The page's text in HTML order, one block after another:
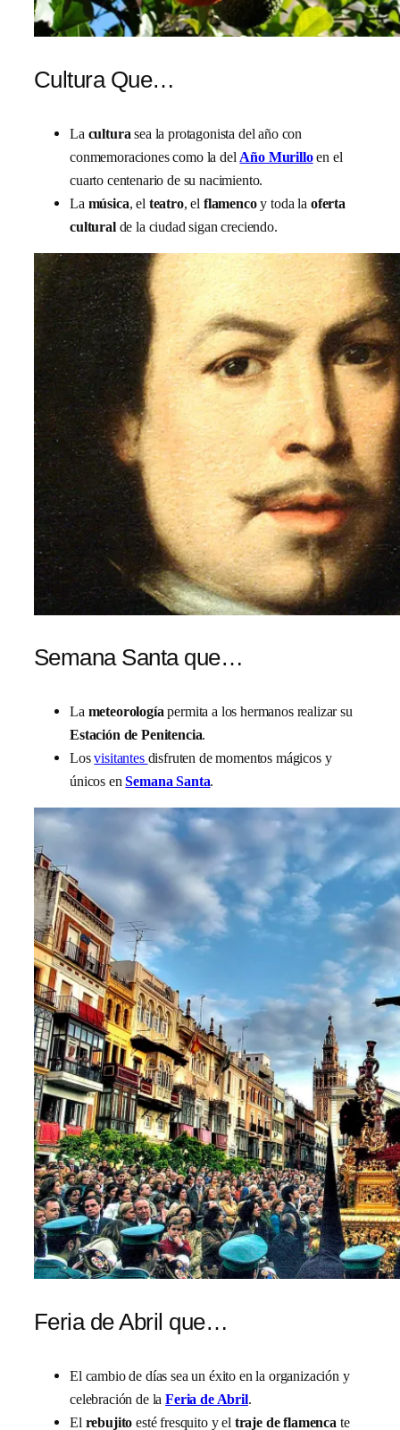
Cultura Que…
La cultura sea la protagonista del año con
conmemoraciones como la del Año Murilloen el
cuarto centenario de su nacimiento.
La música, el teatro, el flamencoy toda la oferta
culturalde la ciudad sigan creciendo.
Semana Santa que…
La meteorologíapermita a los hermanos realizar su
Estación de Penitencia.
Losvisitantes disfruten de momentos mágicos y
únicos enSemana Santa.
Feria de Abril que…
El cambio de días sea un éxito en la organización y
celebración de laFeria de Abril.
El rebujito esté fresquito y el traje de flamenca te